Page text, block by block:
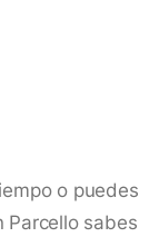
o puedes
Parcello sabes